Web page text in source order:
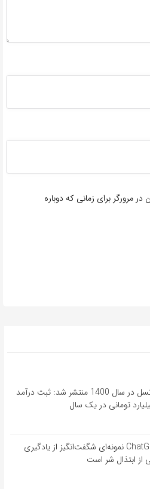
مرورگر برای زمانی که دوباره
گزارش عملکرد ایرانسل در سال 1400 منتشر شد: ثبت درآمد
نوآم چامسکی: ChatGPT نمونه‌ای شگفت‌انگیز از یادگیری
از ابتذال شر است